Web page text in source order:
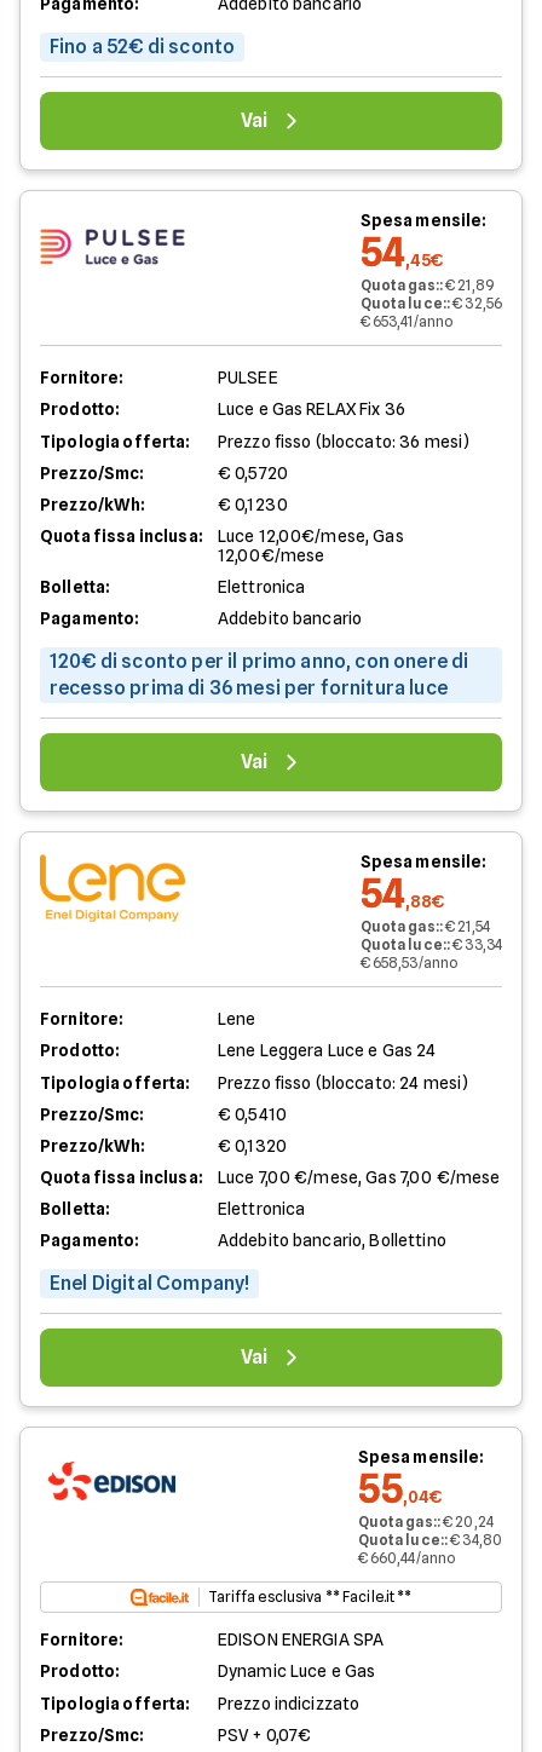
Fino a 52€ di sconto
Vai
Spesa mensile:
54,45€
Quota gas::€ 21,89
Quota luce::€ 32,56
€ 653,41/anno
Fornitore:
PULSEE
Prodotto:
Luce e Gas RELAX Fix 36
Tipologia offerta:
Prezzo fisso (bloccato: 36 mesi)
Prezzo/Smc:
€ 0,5720
Prezzo/kWh:
€ 0,1230
Quota fissa inclusa:
Luce 12,00€/mese, Gas
12,00€/mese
Bolletta:
Elettronica
Pagamento:
Addebito bancario
120€ di sconto per il primo anno, con onere di
recesso prima di 36 mesi per fornitura luce
Vai
Spesa mensile:
54,88€
Quota gas::€ 21,54
Quota luce::€ 33,34
€ 658,53/anno
Fornitore:
Lene
Prodotto:
Lene Leggera Luce e Gas 24
Tipologia offerta:
Prezzo fisso (bloccato: 24 mesi)
Prezzo/Smc:
€ 0,5410
Prezzo/kWh:
€ 0,1320
Quota fissa inclusa:
Luce 7,00 €/mese, Gas 7,00 €/mese
Bolletta:
Elettronica
Pagamento:
Addebito bancario, Bollettino
Enel Digital Company!
Vai
Spesa mensile:
55,04€
Quota gas::€ 20,24
Quota luce::€ 34,80
€ 660,44/anno
Tariffa esclusiva ** Facile.it **
Fornitore:
EDISON ENERGIA SPA
Prodotto:
Dynamic Luce e Gas
Tipologia offerta:
Prezzo indicizzato
Prezzo/Smc:
PSV + 0,07€